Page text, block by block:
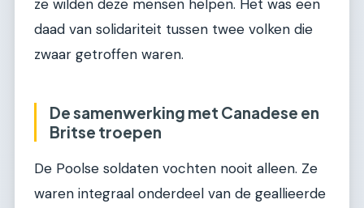
ze wilden deze mensen helpen. Het was een
daad van solidariteit tussen twee volken die
zwaar getroffen waren.
De samenwerking met Canadese en
Britse troepen
De Poolse soldaten vochten nooit alleen. Ze
waren integraal onderdeel van de geallieerde